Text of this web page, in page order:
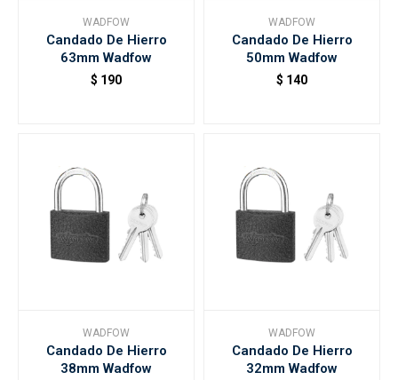
WADFOW
Candado De Hierro
63mm Wadfow
$ 190
WADFOW
Candado De Hierro
50mm Wadfow
$ 140
WADFOW
Candado De Hierro
38mm Wadfow
WADFOW
Candado De Hierro
32mm Wadfow